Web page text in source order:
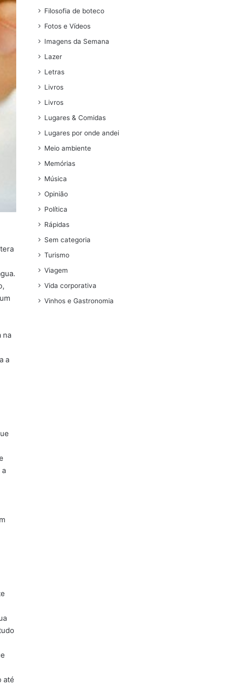
na
a
a
até
Filosofia de boteco
Fotos e Vídeos
Imagens da Semana
Lazer
Letras
Livros
Livros
Lugares & Comidas
Lugares por onde andei
Meio ambiente
Memórias
Música
Opinião
Política
Rápidas
Sem categoria
Turismo
Viagem
Vida corporativa
Vinhos e Gastronomia